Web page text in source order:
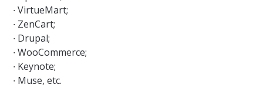
∙ VirtueMart;
∙ ZenCart;
∙ Drupal;
∙ WooCommerce;
∙ Keynote;
∙ Muse, etc.